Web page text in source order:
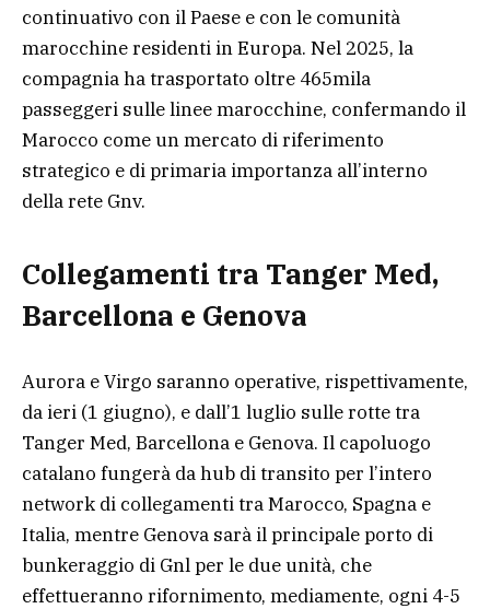
continuativo con il Paese e con le comunità
marocchine residenti in Europa. Nel 2025, la
compagnia ha trasportato oltre 465mila
passeggeri sulle linee marocchine, confermando il
Marocco come un mercato di riferimento
strategico e di primaria importanza all’interno
della rete Gnv.
Collegamenti tra Tanger Med,
Barcellona e Genova
Aurora e Virgo saranno operative, rispettivamente,
da ieri (1 giugno), e dall’1 luglio sulle rotte tra
Tanger Med, Barcellona e Genova. Il capoluogo
catalano fungerà da hub di transito per l’intero
network di collegamenti tra Marocco, Spagna e
Italia, mentre Genova sarà il principale porto di
bunkeraggio di Gnl per le due unità, che
effettueranno rifornimento, mediamente, ogni 4-5